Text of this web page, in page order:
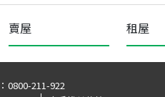
賣屋 租屋
0800-211-922